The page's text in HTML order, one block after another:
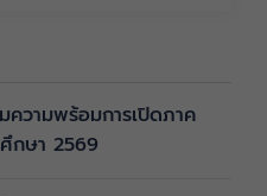
วามพร้อมการเปิดภาค
กษา 2569